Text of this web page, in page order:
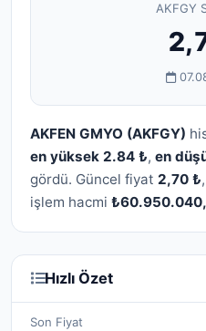
AKFGY
AKFEN GMYO (AKFGY)
en yüksek 2.84 ₺, en
gördü. Güncel fiyat 2,70 ₺
işlem hacmi
Hızlı Özet
Son Fiyat